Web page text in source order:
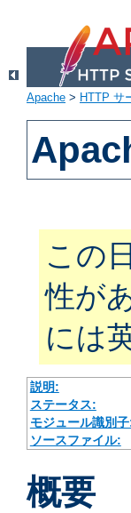
Apache > HTTP サ
この
性が
には
説明:
ステータス:
モジュール識別
ソースファイル:
概要